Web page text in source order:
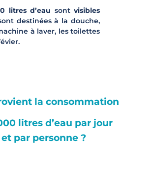
litres d’eau sontvisibles
destinées à la douche,
à laver, les toilettes
la consommation
litres d’eau par jour
et par personne ?